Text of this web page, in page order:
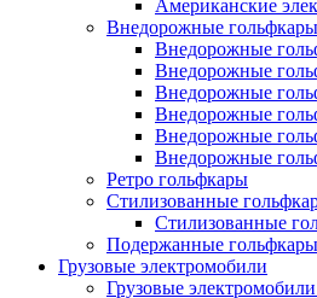
Американские
Внедорожные гольфкары
Внедорожные
Внедорожные
Внедорожные
Внедорожные
Внедорожные
Внедорожные
Ретро гольфкары
Стилизованные
Стилизованные
Подержанные гольфкары
Грузовые электромобили
Грузовые